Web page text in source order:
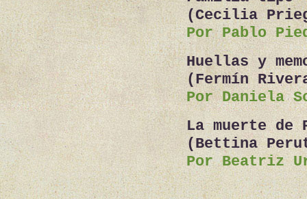
(Cecilia
Por Pablo
Huellas y
(Fermín
Por Daniela
La muerte de
(Bettina
Por Beatriz